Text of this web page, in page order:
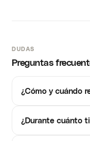
DUDAS
Preguntas
¿Cómo y cuándo
¿Durante cuánto